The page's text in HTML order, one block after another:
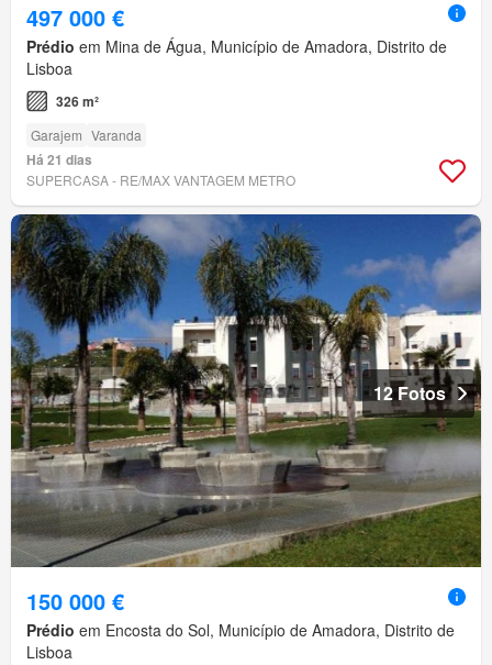
497 000 €
Prédio em Mina de Água, Município de Amadora, Distrito de
Lisboa
326 m²
Garajem Varanda
Há 21 dias
SUPERCASA - RE/MAX VANTAGEM METRO
12 Fotos
150 000 €
Prédio em Encosta do Sol, Município de Amadora, Distrito de
Lisboa